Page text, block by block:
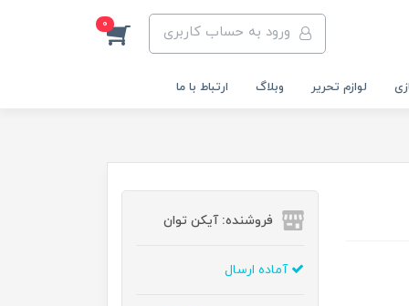
ورود به حساب کاربری 0
لوازم تحریر وبلاگ ارتباط با ما
فروشنده: آیکن توان
آماده ارسال